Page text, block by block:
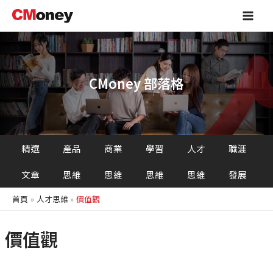
主
容
Main
CMoney 部落格
精選
文章
產品
思維
商業
思維
學習
思維
人才
思維
職涯
發展
首頁 人才思維 價值觀
價值觀